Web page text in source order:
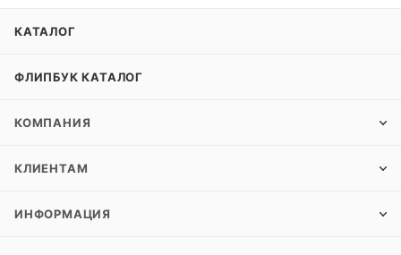
КАТАЛОГ
ФЛИПБУК КАТАЛОГ
КОМПАНИЯ
КЛИЕНТАМ
ИНФОРМАЦИЯ